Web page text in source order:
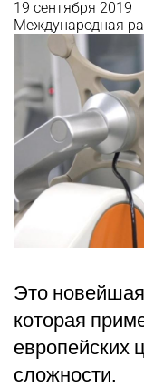
19 сентября 2019
Международная
Это новейшая
которая
европейских
сложности.